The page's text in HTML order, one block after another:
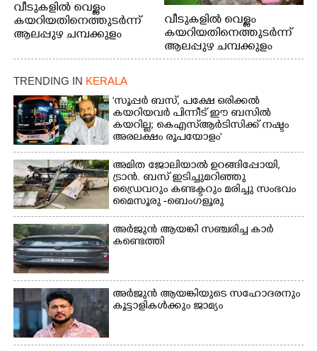
വീടുകളിൽ വെള്ളം
കയറിയതിനെത്തുടർന്ന്
ആലപ്പുഴ ചമ്പക്കുളം
പോരൂക്കര സെൻട്രൽ
സ്കൂളിലെ ദുരിതാശ്വാസ
ക്യാമ്പിലെത്തിയവർ
വസ്ത്രങ്ങൾ
ഉണക്കാനിട്ടിരിക്കുന്ന
ഗോൾപോസ്റ്റിന് മുന്നിൽ
ഫുട്ബോൾ കളികളിൽ
ഏർപ്പെട്ടിരിക്കുന്ന
കുട്ടികൾ
വീടുകളിൽ വെള്ളം
കയറിയതിനെത്തുടർന്ന്
ആലപ്പുഴ ചമ്പക്കുളം
ഫാദർ തോമസ്
ക്യാമ്പിലെത്തിയവർ മഴ
മാറിനിന്ന ഇടവേളയിൽ
ക്യാമ്പ് പരിസരത്ത്
വസ്ത്രങ്ങൾ
ഉണക്കാനിടുന്ന കാഴ്ച.
TRENDING IN KERALA
'സൂപ്പർ ബസ്, പക്ഷേ ഒരിക്കൽ
കയറിയവർ പിന്നീട് ഈ ബസിൽ
കയറില്ല; കെഎസ്ആർടിസിക്ക് നഷ്ടം
അരലക്ഷം രൂപയോളം'
അമിത ജോലിയാൽ ഉറങ്ങിപ്പോയി,
ട്രാൻ. ബസ് ഇടിച്ചുമറിഞ്ഞു
ഡ്രൈവറും കണ്ടക്ടറും മരിച്ചു സംഭവം
മൈസൂരു -ബെംഗളൂരു
ദേശീയപാതയിൽ 20 പേർക്ക് പരിക്ക്,
നാലു പേരുടെ നില ഗുരുതരം
അർജുൻ ആയങ്കി സഞ്ചരിച്ച കാർ
കണ്ടെത്തി
അർജുൻ ആയങ്കിയുടെ സഹോദരനും
കൂട്ടാളികൾക്കും ജാമ്യം